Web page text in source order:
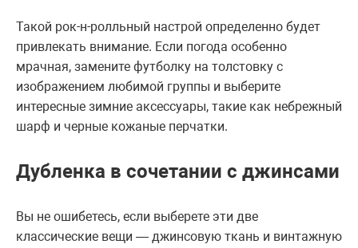
Такой рок-н-ролльный настрой определенно будет
привлекать внимание. Если погода особенно
мрачная, замените футболку на толстовку с
изображением любимой группы и выберите
интересные зимние аксессуары, такие как небрежный
шарф и черные кожаные перчатки.
Дубленка в сочетании с джинсами
Вы не ошибетесь, если выберете эти две
классические вещи — джинсовую ткань и винтажную